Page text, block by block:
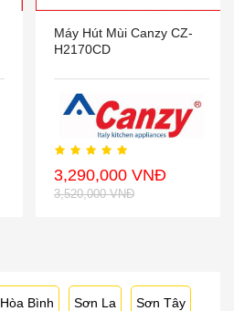
Máy Hút Mùi Canzy CZ-
H2170CD
3,290,000 VNĐ
3,520,000 VNĐ
Hòa Bình Sơn La Sơn Tây